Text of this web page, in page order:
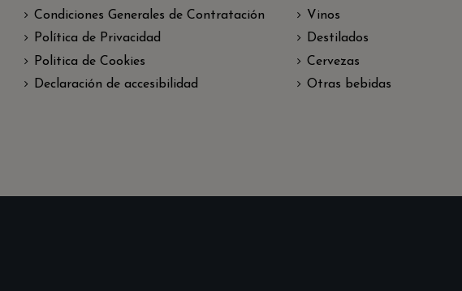
Condiciones Generales de Contratación
Política de Privacidad
Politica de Cookies
Declaración de accesibilidad
Vinos
Destilados
Cervezas
Otras bebidas